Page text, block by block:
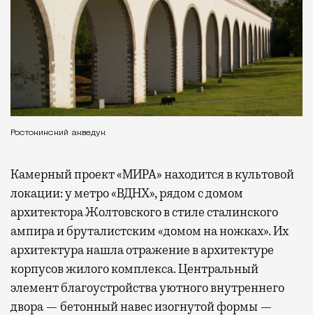
Ростокинский акведук
Камерный проект «МИРА» находится в культовой
локации: у метро «ВДНХ», рядом с домом
архитектора Жолтовского в стиле сталинского
ампира и бруталистским «домом на ножках». Их
архитектура нашла отражение в архитектуре
корпусов жилого комплекса. Центральный
элемент благоустройства уютного внутреннего
двора — бетонный навес изогнутой формы —